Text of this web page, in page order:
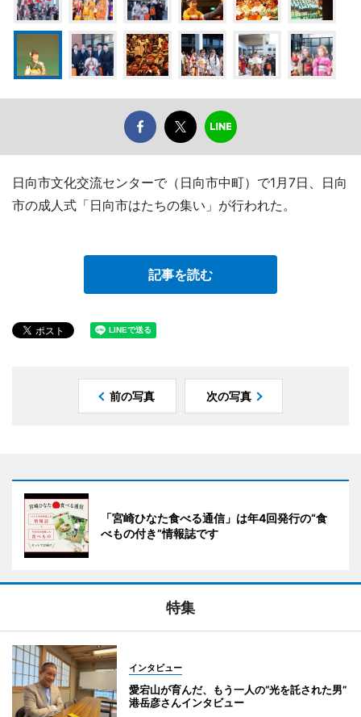
日向市文化交流センターで（日向市中町）で1月7日、日向
市の成人式「日向市はたちの集い」が行われた。
記事を読む
前の写真 次の写真
「宮崎ひなた食べる通信」は年4回発行の“食
べもの付き”情報誌です
特集
インタビュー
愛宕山が育んだ、もう一人の“光を託された男”
港岳彦さんインタビュー